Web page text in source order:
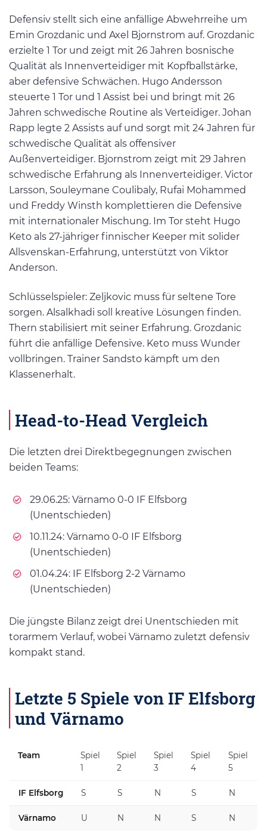
Defensiv stellt sich eine anfällige Abwehrreihe um
Emin Grozdanic und Axel Bjornstrom auf. Grozdanic
erzielte 1 Tor und zeigt mit 26 Jahren bosnische
Qualität als Innenverteidiger mit Kopfballstärke,
aber defensive Schwächen. Hugo Andersson
steuerte 1 Tor und 1 Assist bei und bringt mit 26
Jahren schwedische Routine als Verteidiger. Johan
Rapp legte 2 Assists auf und sorgt mit 24 Jahren für
schwedische Qualität als offensiver
Außenverteidiger. Bjornstrom zeigt mit 29 Jahren
schwedische Erfahrung als Innenverteidiger. Victor
Larsson, Souleymane Coulibaly, Rufai Mohammed
und Freddy Winsth komplettieren die Defensive
mit internationaler Mischung. Im Tor steht Hugo
Keto als 27-jähriger finnischer Keeper mit solider
Allsvenskan-Erfahrung, unterstützt von Viktor
Anderson.
Schlüsselspieler: Zeljkovic muss für seltene Tore
sorgen. Alsalkhadi soll kreative Lösungen finden.
Thern stabilisiert mit seiner Erfahrung. Grozdanic
führt die anfällige Defensive. Keto muss Wunder
vollbringen. Trainer Sandsto kämpft um den
Klassenerhalt.
Head-to-Head Vergleich
Die letzten drei Direktbegegnungen zwischen
beiden Teams:
29.06.25: Värnamo 0-0 IF Elfsborg
(Unentschieden)
10.11.24: Värnamo 0-0 IF Elfsborg
(Unentschieden)
01.04.24: IF Elfsborg 2-2 Värnamo
(Unentschieden)
Die jüngste Bilanz zeigt drei Unentschieden mit
torarmem Verlauf, wobei Värnamo zuletzt defensiv
kompakt stand.
Letzte 5 Spiele von IF Elfsborg
und Värnamo
Team
Spiel
1
Spiel
2
Spiel
3
Spiel
4
Spiel
5
IF Elfsborg S S N S N
Värnamo U N N S N